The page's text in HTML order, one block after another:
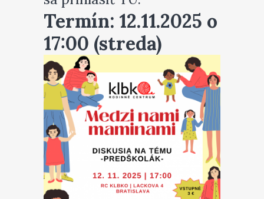
Termín: 12.11.2025 o
17:00 (streda)